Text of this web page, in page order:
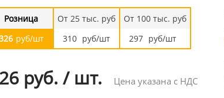
Розница
руб/шт
От 25 тыс. руб
310 руб/шт
От 100 тыс. руб
297 руб/шт
руб. / шт. Цена указана с НДС